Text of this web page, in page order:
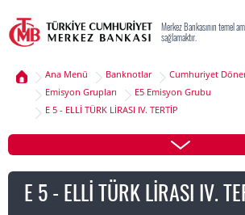
Merkez Bankasının temel
sağlamaktır.
Ana Menü Banknotlar
Cumhuriyet
Emisyon Grupları
E5 Emisyon Grubu
E 5 - ELLİ TÜRK LİRASI IV. TERTİP
E 5 - ELLİ TÜRK LİRASI IV.